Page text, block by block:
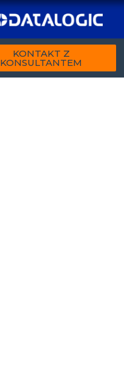
KONTAKT Z
KONSULTANTEM